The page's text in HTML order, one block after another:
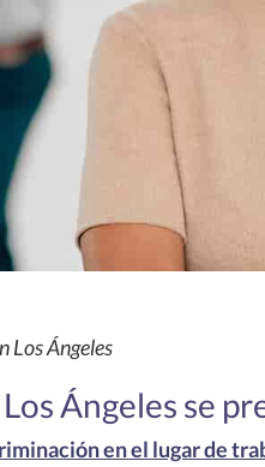
Los Ángeles
Ángeles se
en el lugar de